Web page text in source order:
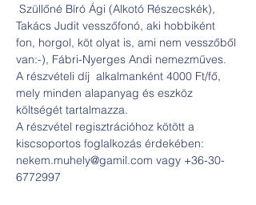
Szüllőné Bíró Ági (Alkotó Részecskék),
Takács Judit vesszőfonó, aki hobbiként
fon, horgol, köt olyat is, ami nem vesszőből
van:-), Fábri-Nyerges Andi nemezműves.
A részvételi díj  alkalmanként 4000 Ft/fő,
mely minden alapanyag és eszköz
költségét tartalmazza.
A részvétel regisztrációhoz kötött a
kiscsoportos foglalkozás érdekében:
nekem.muhely@gamil.com vagy +36-30-
6772997